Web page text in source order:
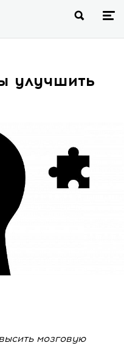
улучшить
мозговую